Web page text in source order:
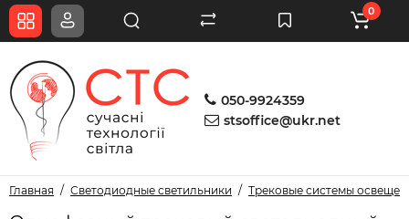
050-9924359
stsoffice@ukr.net
0
Главная Светодиодные светильники Трековые системы